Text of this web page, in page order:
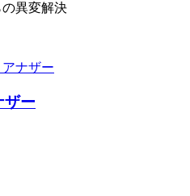
異変解決
ザー